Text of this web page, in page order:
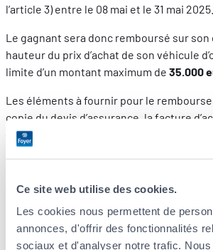
Ce site web utilise des cookies.
Les cookies nous permettent de
annonces, d'offrir des fonctionnalités
sociaux et d'analyser notre trafic.
l’article 3) entre le 08 mai et le 31 mai 2025.
Le gagnant sera donc remboursé sur son
hauteur du prix d’achat de son véhicule
limite d’un montant maximum de 35.000
Les éléments à fournir pour le
copie du devis d’assurance, la facture
(datant de la période entre le 08 mai et le
du gagnant, la preuve d’achat au nom du
Le futur gagnant reconnait
Foyer Assurances S.A. puisse publier
promotion du résultat du jeu concours